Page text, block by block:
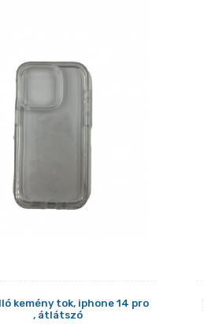
kemény tok, iphone 14 pro
, átlátszó